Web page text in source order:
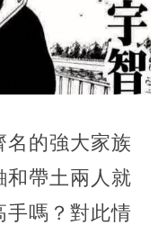
名的強大家族
和帶土兩人就
手嗎？對此情